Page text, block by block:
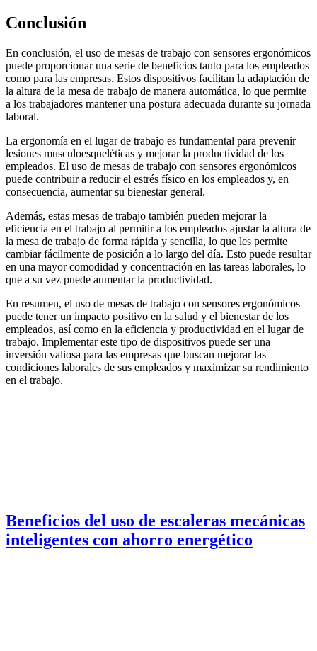
Conclusión
En conclusión, el uso de mesas de trabajo con sensores ergonómicos
puede proporcionar una serie de beneficios tanto para los empleados
como para las empresas. Estos dispositivos facilitan la adaptación de
la altura de la mesa de trabajo de manera automática, lo que permite
a los trabajadores mantener una postura adecuada durante su jornada
laboral.
La ergonomía en el lugar de trabajo es fundamental para prevenir
lesiones musculoesqueléticas y mejorar la productividad de los
empleados. El uso de mesas de trabajo con sensores ergonómicos
puede contribuir a reducir el estrés físico en los empleados y, en
consecuencia, aumentar su bienestar general.
Además, estas mesas de trabajo también pueden mejorar la
eficiencia en el trabajo al permitir a los empleados ajustar la altura de
la mesa de trabajo de forma rápida y sencilla, lo que les permite
cambiar fácilmente de posición a lo largo del día. Esto puede resultar
en una mayor comodidad y concentración en las tareas laborales, lo
que a su vez puede aumentar la productividad.
En resumen, el uso de mesas de trabajo con sensores ergonómicos
puede tener un impacto positivo en la salud y el bienestar de los
empleados, así como en la eficiencia y productividad en el lugar de
trabajo. Implementar este tipo de dispositivos puede ser una
inversión valiosa para las empresas que buscan mejorar las
condiciones laborales de sus empleados y maximizar su rendimiento
en el trabajo.
Beneficios del uso de escaleras mecánicas
inteligentes con ahorro energético